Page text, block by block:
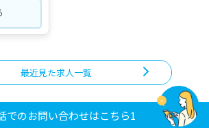
最近見た求人一覧
でのお問い合わせはこちら1